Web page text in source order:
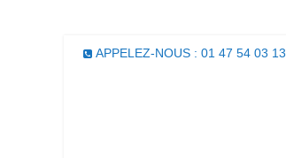
APPELEZ-NOUS : 01 47 54 03 13